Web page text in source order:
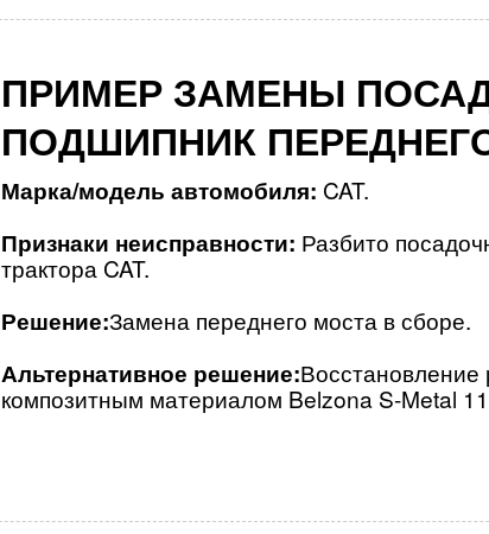
ПРИМЕР ЗАМЕНЫ
ПОДШИПНИК
Марка/модель автомобиля: CAT.
Признаки неисправности: Разбито
трактора CAT.
Решение:Замена переднего моста в сборе.
Альтернативное решение:Восстановление
композитным материалом Belzona S-Metal